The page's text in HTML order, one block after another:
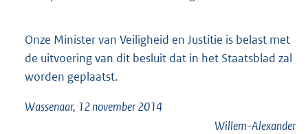
Onze Minister van Veiligheid en Justitie is belast met
de uitvoering van dit besluit dat in het Staatsblad zal
worden geplaatst.
Wassenaar, 12 november 2014
Willem-Alexander